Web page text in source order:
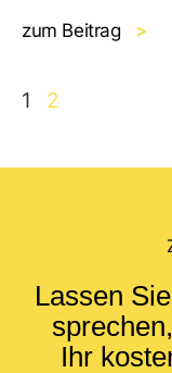
zum Beitrag >
1 2
Lassen
Ihr